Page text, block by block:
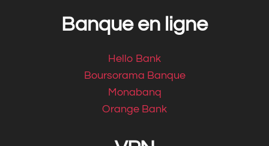
Banque en ligne
Hello Bank
Boursorama Banque
Monabanq
Orange Bank